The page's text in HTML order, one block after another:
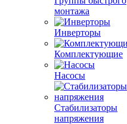
монтажа
Инверторы
Комплектующие
Насосы
Стабилизаторы
напряжения